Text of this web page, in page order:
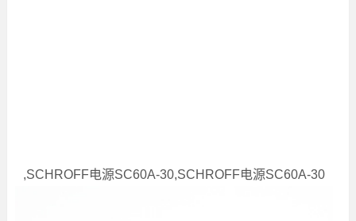
,SCHROFF电源SC60A-30,SCHROFF电源SC60A-30